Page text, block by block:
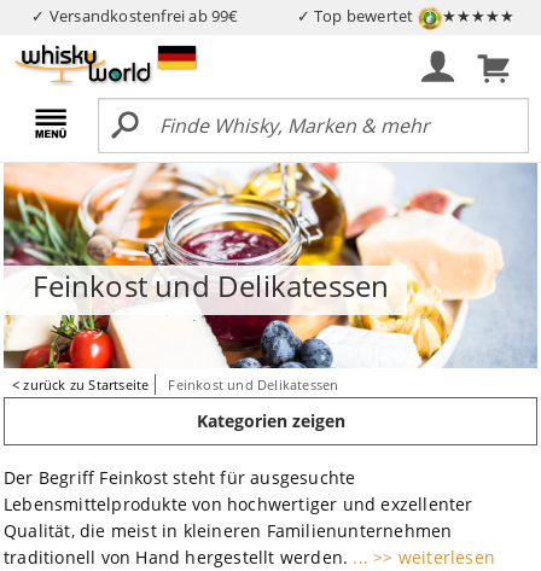
✓ Versandkostenfrei ab 99€ ✓ Top bewertet ★★★★★
Feinkost und Delikatessen
< zurück zu Startseite Feinkost und Delikatessen
Kategorien zeigen
Der Begriff Feinkost steht für ausgesuchte
Lebensmittelprodukte von hochwertiger und exzellenter
Qualität, die meist in kleineren Familienunternehmen
traditionell von Hand hergestellt werden. ... >> weiterlesen